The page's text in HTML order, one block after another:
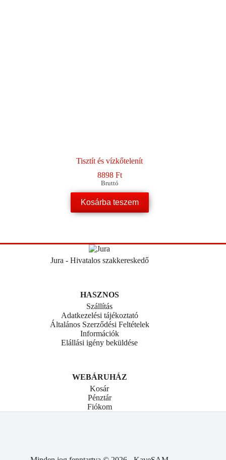
Tisztít és vízkőtelenít
8898 Ft
Bruttó
Kosárba teszem
Jura - Hivatalos szakkereskedő
HASZNOS
Szállítás
Adatkezelési tájékoztató
Általános Szerződési Feltételek
Információk
Elállási igény beküldése
WEBÁRUHÁZ
Kosár
Pénztár
Fiókom